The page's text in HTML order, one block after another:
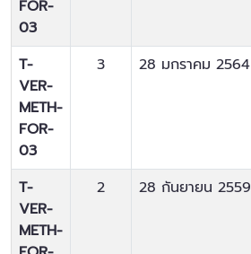
FOR-
03
T-
VER-
METH-
FOR-
03
3 28 มกราคม 2564
T-
VER-
METH-
2 28 กันยายน 2559